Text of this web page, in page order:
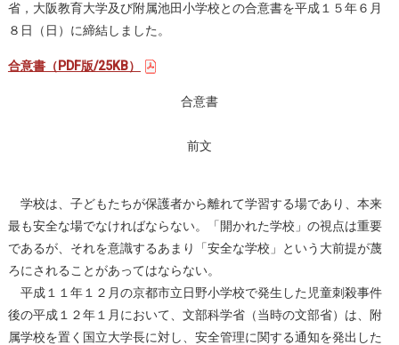
省，大阪教育大学及び附属池田小学校との合意書を平成１５年６月
８日（日）に締結しました。
合意書（PDF版/25KB）
合意書
前文
学校は、子どもたちが保護者から離れて学習する場であり、本来
最も安全な場でなければならない。「開かれた学校」の視点は重要
であるが、それを意識するあまり「安全な学校」という大前提が蔑
ろにされることがあってはならない。
平成１１年１２月の京都市立日野小学校で発生した児童刺殺事件
後の平成１２年１月において、文部科学省（当時の文部省）は、附
属学校を置く国立大学長に対し、安全管理に関する通知を発出した